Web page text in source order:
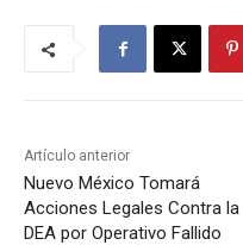
Artículo anterior
Nuevo México Tomará
Acciones Legales Contra la
DEA por Operativo Fallido